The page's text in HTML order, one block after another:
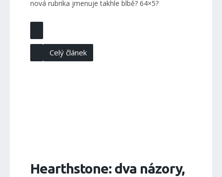
nová rubrika jmenuje takhle blbě? 64×5?
Celý článek
Hearthstone: dva názory,